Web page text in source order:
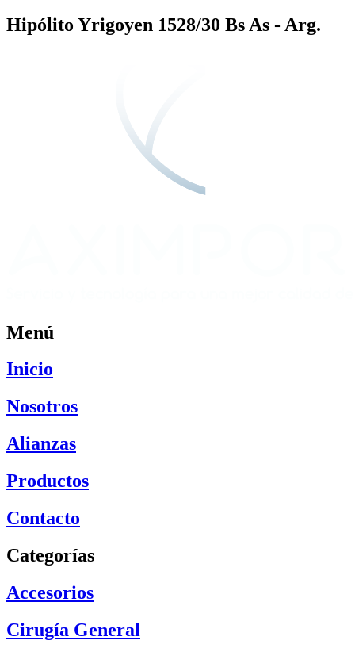
Hipólito Yrigoyen 1528/30 Bs As - Arg.
Menú
Inicio
Nosotros
Alianzas
Productos
Contacto
Categorías
Accesorios
Cirugía General